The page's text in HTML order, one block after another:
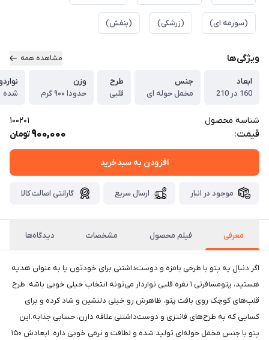
(سورمه ای) (زرشکی) (بنفش)
ویژگی‌ها مشاهده همه
ابعاد
160 در 210
جنس
مخمل حوله ای
طرح
قلبی
وزن
حدودا ۹۰۰ گرم
شده
شناسه محصول 100201
قیمت: 900,000تومان
افزودن به سبدخرید
موجود در انبار ارسال سریع گارانتی اصالت کالا
معرفی فیلم محصول مشخصات دیدگاه‌ها
اگر دنبال یه پتو با طرحی بامزه و دوست‌داشتنی برای خودتون یا به عنوان هدیه
هستید، پتومسافرتی ۱ نفره قلبی نواردار می‌تونه انتخاب خیلی خوبی باشه. طرح
قلب‌های کوچک روی بافت پتو، ظاهرش رو خیلی دلنشین و شاد کرده و برای
کسایی که به طرح‌های فانتزی و دوست‌داشتنی علاقه دارن، حسابی جذابه.این
پتو با جنس مخمل حوله‌ای تولید شده و لطافت و نرمی خوبی داره. ابعادش ۱۵۰